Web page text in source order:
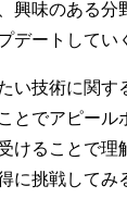
興味のある分
デートしてい
い技術に関す
とでアピール
けることで理
に挑戦してみ